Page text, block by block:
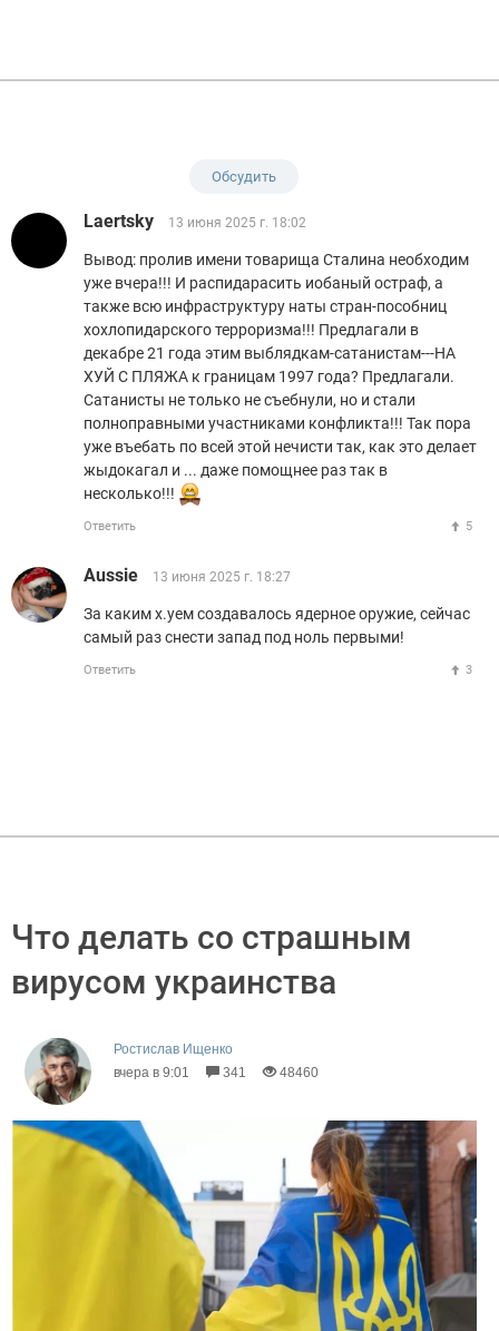
Обсудить
Laertsky 13 июня 2025 г. 18:02
Вывод: пролив имени товарища Сталина необходим
уже вчера!!! И распидарасить иобаный остраф, а
также всю инфраструктуру наты стран-пособниц
хохлопидарского терроризма!!! Предлагали в
декабре 21 года этим выблядкам-сатанистам---НА
ХУЙ С ПЛЯЖА к границам 1997 года? Предлагали.
Сатанисты не только не съебнули, но и стали
полноправными участниками конфликта!!! Так пора
уже въебать по всей этой нечисти так, как это делает
жыдокагал и ... даже помощнее раз так в
несколько!!!
Ответить 5
Aussie 13 июня 2025 г. 18:27
За каким х.уем создавалось ядерное оружие, сейчас
самый раз снести запад под ноль первыми!
Ответить 3
Что делать со страшным
вирусом украинства
Ростислав Ищенко
вчера в 9:01
341 48460